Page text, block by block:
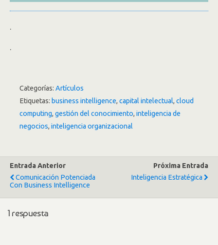
.
.
Categorías: Artículos
Etiquetas: business intelligence, capital intelectual, cloud
computing, gestión del conocimiento, inteligencia de
negocios, inteligencia organizacional
Entrada Anterior
Comunicación Potenciada
Con Business Intelligence
Próxima Entrada
Inteligencia Estratégica
1 respuesta